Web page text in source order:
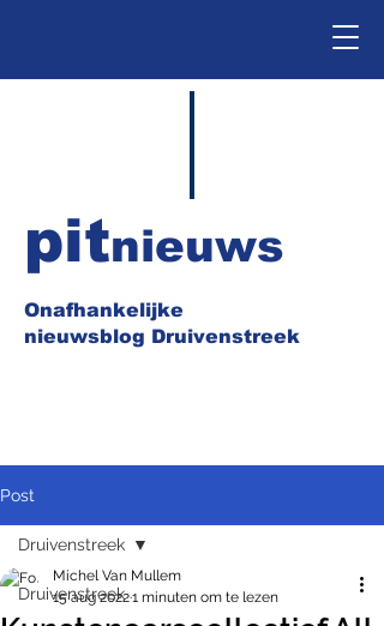
Onafhankelijke
nieuwsblog Druivenstreek
pitnieuws
Post
Druivenstreek
Druivenstreek
Michel Van Mullem
15 aug 20221 minuten om te lezen